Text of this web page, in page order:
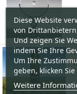
Diese Website
von
Und zeigen Sie
indem Sie Ihre
Um Ihre
geben, klicken
Weitere